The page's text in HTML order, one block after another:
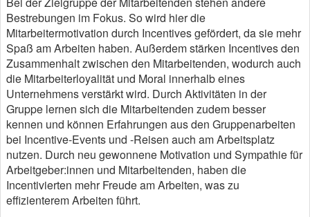
Bestrebungen im Fokus. So wird hier die
Mitarbeitermotivation durch Incentives gefördert, da sie mehr
Spaß am Arbeiten haben. Außerdem stärken Incentives den
Zusammenhalt zwischen den Mitarbeitenden, wodurch auch
die Mitarbeiterloyalität und Moral innerhalb eines
Unternehmens verstärkt wird. Durch Aktivitäten in der
Gruppe lernen sich die Mitarbeitenden zudem besser
kennen und können Erfahrungen aus den Gruppenarbeiten
bei Incentive-Events und -Reisen auch am Arbeitsplatz
nutzen. Durch neu gewonnene Motivation und Sympathie für
Arbeitgeber:innen und Mitarbeitenden, haben die
Incentivierten mehr Freude am Arbeiten, was zu
effizienterem Arbeiten führt.